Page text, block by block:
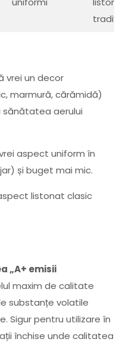
vrei un decor
marmură, cărămidă)
aerului
aspect uniform în
și buget mai mic.
listonat clasic
„A+ emisii
maxim de calitate
substanțe volatile
Sigur pentru utilizare în
închise unde calitatea